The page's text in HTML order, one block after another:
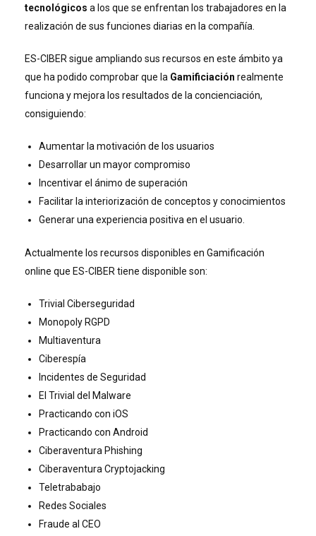
tecnológicos a los que se enfrentan los trabajadores en la
realización de sus funciones diarias en la compañía.
ES-CIBER sigue ampliando sus recursos en este ámbito ya
que ha podido comprobar que la Gamificiación realmente
funciona y mejora los resultados de la concienciación,
consiguiendo:
Aumentar la motivación de los usuarios
Desarrollar un mayor compromiso
Incentivar el ánimo de superación
Facilitar la interiorización de conceptos y conocimientos
Generar una experiencia positiva en el usuario.
Actualmente los recursos disponibles en Gamificación
online que ES-CIBER tiene disponible son:
Trivial Ciberseguridad
Monopoly RGPD
Multiaventura
Ciberespía
Incidentes de Seguridad
El Trivial del Malware
Practicando con iOS
Practicando con Android
Ciberaventura Phishing
Ciberaventura Cryptojacking
Teletrababajo
Redes Sociales
Fraude al CEO